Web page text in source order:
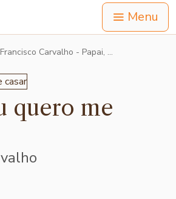
Menu
Francisco Carvalho - Papai, …
quero me